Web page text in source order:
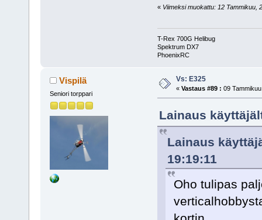
« Viimeksi muokattu: 12 Tammikuu,
T-Rex 700G Helibug
Spektrum DX7
PhoenixRC
Vispilä
Seniori torppari
Vs: E325
« Vastaus #89 : 09
Lainaus
Lainaus
19:19:11
Oho tulipas